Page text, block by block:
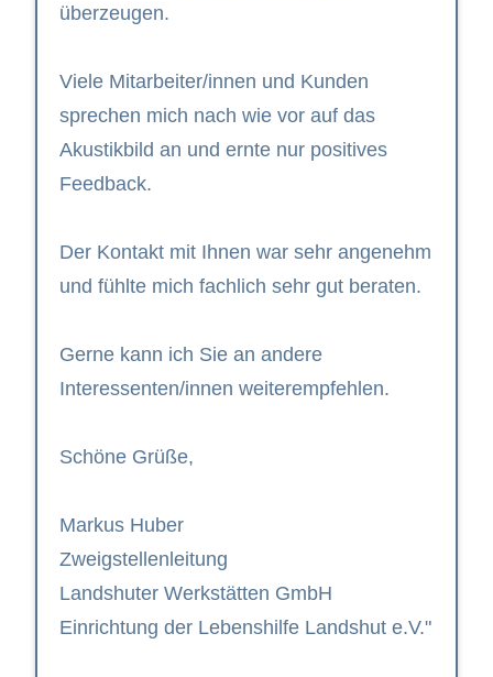
überzeugen.
Viele Mitarbeiter/innen und Kunden
sprechen mich nach wie vor auf das
Akustikbild an und ernte nur positives
Feedback.
Der Kontakt mit Ihnen war sehr angenehm
und fühlte mich fachlich sehr gut beraten.
Gerne kann ich Sie an andere
Interessenten/innen weiterempfehlen.
Schöne Grüße,
Markus Huber
Zweigstellenleitung
Landshuter Werkstätten GmbH
Einrichtung der Lebenshilfe Landshut e.V."